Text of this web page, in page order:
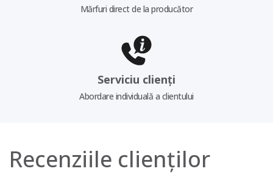
Mărfuri direct de la producător
Serviciu clienți
Abordare individuală a clientului
Recenziile clienților